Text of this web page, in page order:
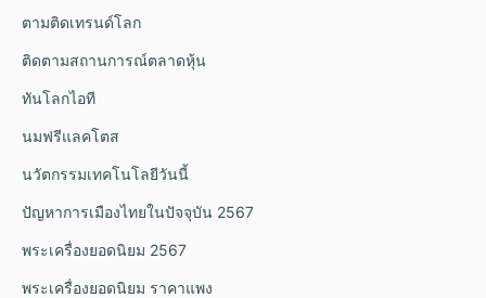
ตามติดเทรนด์โลก
ติดตามสถานการณ์ตลาดหุ้น
ทันโลกไอที
นมฟรีแลคโตส
นวัตกรรมเทคโนโลยีวันนี้
ปัญหาการเมืองไทยในปัจจุบัน 2567
พระเครื่องยอดนิยม 2567
พระเครื่องยอดนิยม ราคาแพง